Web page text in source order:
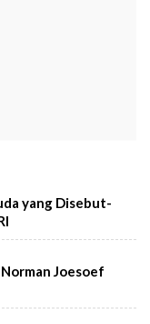
yang Disebut-
Joesoef